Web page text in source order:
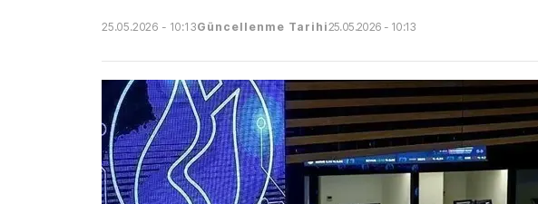
25.05.2026 - 10:13Güncellenme Tarihi25.05.2026 - 10:13